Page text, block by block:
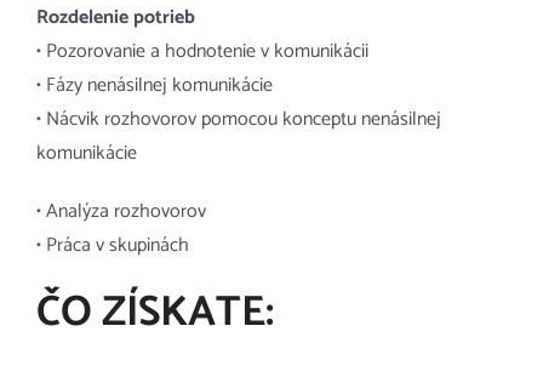
Rozdelenie potrieb
• Pozorovanie a hodnotenie v komunikácii
• Fázy nenásilnej komunikácie
• Nácvik rozhovorov pomocou konceptu nenásilnej
komunikácie
• Analýza rozhovorov
• Práca v skupinách
ČO ZÍSKATE: